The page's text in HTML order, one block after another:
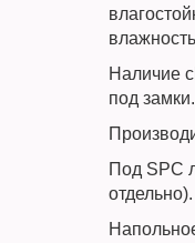
Наличие
под замки.
Под SPC
отдельно).